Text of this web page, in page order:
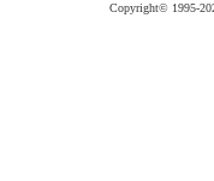
Copyright© 1995-